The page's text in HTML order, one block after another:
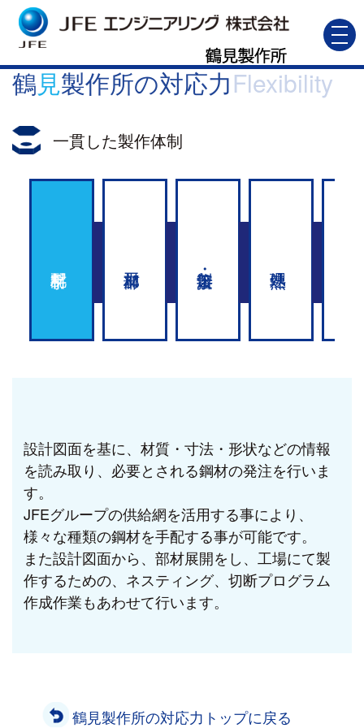
鶴見製作所の対応力Flexibility
一貫した製作体制
設計図面を基に、材質・寸法・形状などの情報
を読み取り、必要とされる鋼材の発注を行いま
す。
JFEグループの供給網を活用する事により、
様々な種類の鋼材を手配する事が可能です。
また設計図面から、部材展開をし、工場にて製
作するための、ネスティング、切断プログラム
作成作業もあわせて行います。
鶴見製作所の対応力トップに戻る